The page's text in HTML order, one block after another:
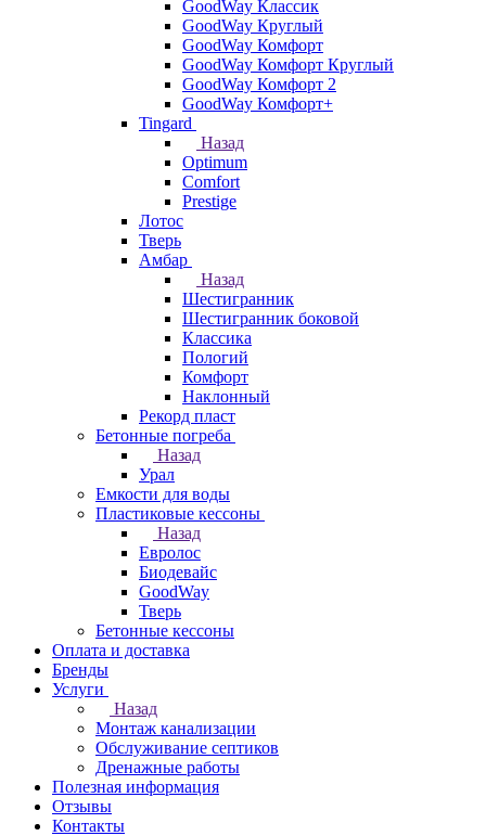
GoodWay Классик
GoodWay Круглый
GoodWay Комфорт
GoodWay Комфорт Круглый
GoodWay Комфорт 2
GoodWay Комфорт+
Tingard
Назад
Optimum
Comfort
Prestige
Лотос
Тверь
Амбар
Назад
Шестигранник
Шестигранник боковой
Классика
Пологий
Комфорт
Наклонный
Рекорд пласт
Бетонные погреба
Назад
Урал
Емкости для воды
Пластиковые кессоны
Назад
Евролос
Биодевайс
GoodWay
Тверь
Бетонные кессоны
Оплата и доставка
Бренды
Услуги
Назад
Монтаж канализации
Обслуживание септиков
Дренажные работы
Полезная информация
Отзывы
Контакты